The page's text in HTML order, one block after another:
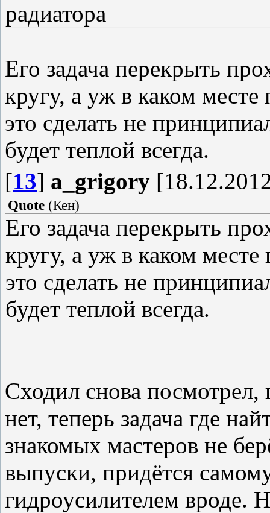
радиатора
Его задача перекрыть
кругу, а уж в каком
это сделать не
будет теплой всегда.
[13] a_grigory
Quote (Кен)
Его задача перекрыть
кругу, а уж в каком
это сделать не
будет теплой всегда.
Сходил снова посмотрел,
нет, теперь задача где
знакомых мастеров не
выпуски, придётся
гидроусилителем вроде.